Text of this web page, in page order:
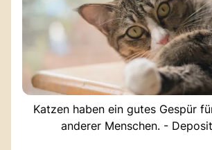
Katzen haben ein gutes Gespür
anderer Menschen. -